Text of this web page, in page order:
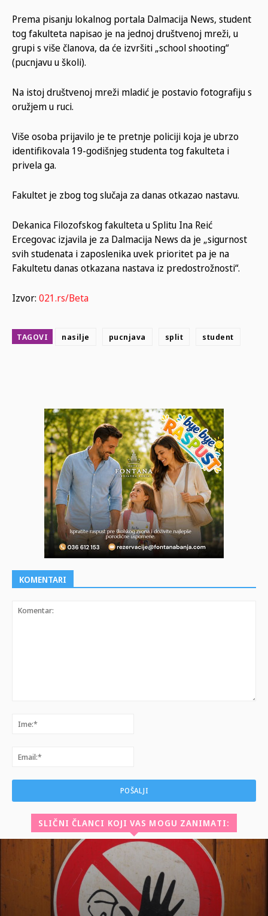
Prema pisanju lokalnog portala Dalmacija News, student
tog fakulteta napisao je na jednoj društvenoj mreži, u
grupi s više članova, da će izvršiti „school shooting“
(pucnjavu u školi).
Na istoj društvenoj mreži mladić je postavio fotografiju s
oružjem u ruci.
Više osoba prijavilo je te pretnje policiji koja je ubrzo
identifikovala 19-godišnjeg studenta tog fakulteta i
privela ga.
Fakultet je zbog tog slučaja za danas otkazao nastavu.
Dekanica Filozofskog fakulteta u Splitu Ina Reić
Ercegovac izjavila je za Dalmacija News da je „sigurnost
svih studenata i zaposlenika uvek prioritet pa je na
Fakultetu danas otkazana nastava iz predostrožnosti“.
Izvor: 021.rs/Beta
TAGOVI nasilje pucnjava split student
KOMENTARI
SLIČNI ČLANCI KOJI VAS MOGU ZANIMATI: